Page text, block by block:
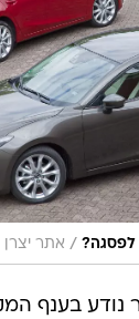
/ אתר יצרן
בענף